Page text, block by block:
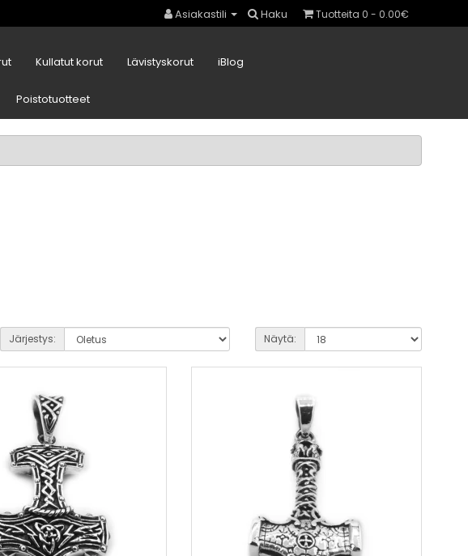
Asiakastili Haku Tuotteita 0 - 0.00€
Kullatut korut Lävistyskorut iBlog
Poistotuotteet
Järjestys: Näytä: